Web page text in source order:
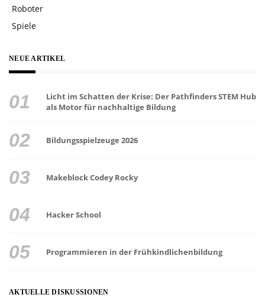
Roboter
Spiele
NEUE ARTIKEL
Licht im Schatten der Krise: Der Pathfinders STEM Hub
als Motor für nachhaltige Bildung
Bildungsspielzeuge 2026
Makeblock Codey Rocky
Hacker School
Programmieren in der Frühkindlichenbildung
AKTUELLE DISKUSSIONEN